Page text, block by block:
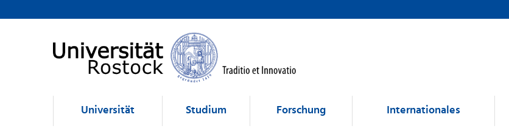
Universität Studium Forschung Internationales